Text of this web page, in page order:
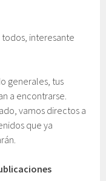
todos, interesante
generales, tus
a encontrarse.
vamos directos a
que ya